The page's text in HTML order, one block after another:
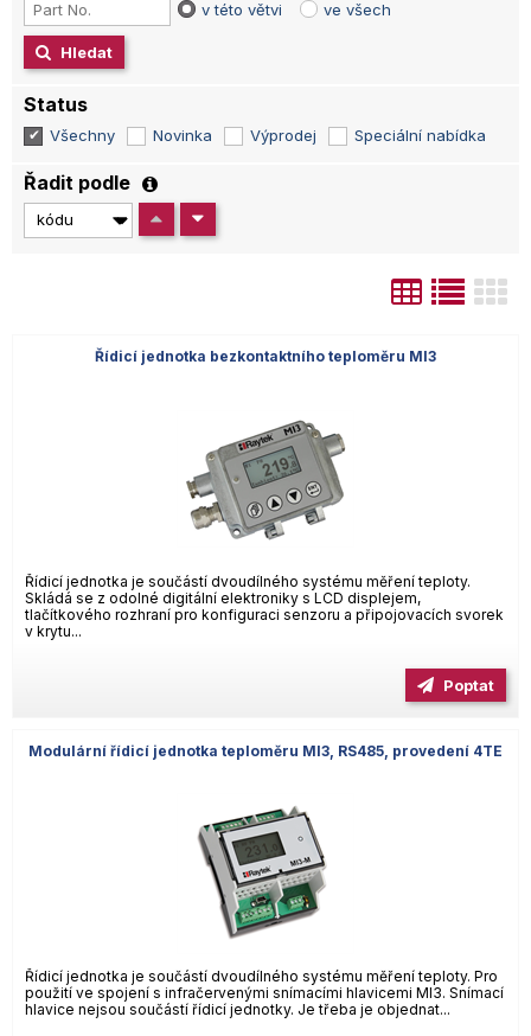
v této větvi ve všech
Hledat
Status
Všechny Novinka Výprodej Speciální nabídka
Řadit podle
Řídicí jednotka bezkontaktního teploměru MI3
Řídicí jednotka je součástí dvoudílného systému měření teploty.
Skládá se z odolné digitální elektroniky s LCD displejem,
tlačítkového rozhraní pro konfiguraci senzoru a připojovacích svorek
v krytu...
Poptat
Modulární řídicí jednotka teploměru MI3, RS485, provedení 4TE
Řídicí jednotka je součástí dvoudílného systému měření teploty. Pro
použití ve spojení s infračervenými snímacími hlavicemi MI3. Snímací
hlavice nejsou součástí řídicí jednotky. Je třeba je objednat...